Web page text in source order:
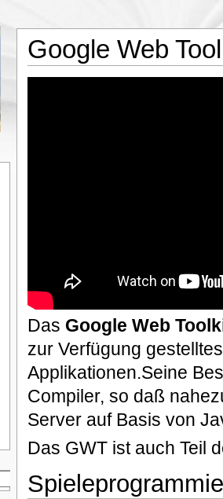
Google Web
Das Google Web
zur Verfügung
Applikationen.Seine
Compiler, so daß
Server auf Basis von
Das GWT ist auch Teil